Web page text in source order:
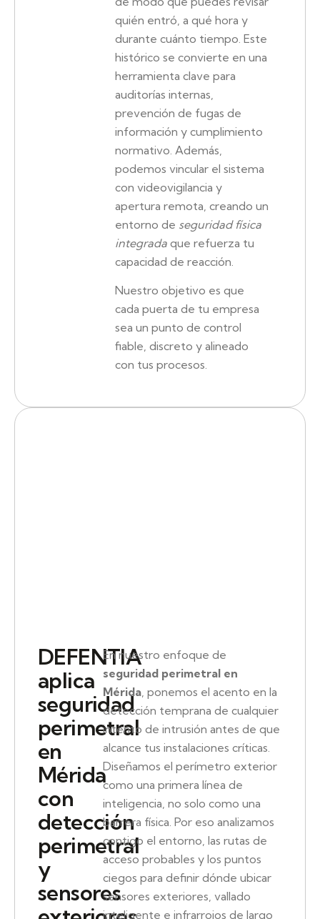
quién entró, a qué hora y
durante cuánto tiempo. Este
histórico se convierte en una
herramienta clave para
auditorías internas,
prevención de fugas de
información y cumplimiento
normativo. Además,
podemos vincular el sistema
con videovigilancia y
apertura remota, creando un
entorno de seguridad física
integrada que refuerza tu
capacidad de reacción.
Nuestro objetivo es que
cada puerta de tu empresa
sea un punto de control
fiable, discreto y alineado
con tus procesos.
DEFENTIA
aplica
seguridad
perimetral
en
Mérida
con
detección
perimetral
y
sensores
En nuestro enfoque de
seguridad perimetral en
Mérida, ponemos el acento en la
detección temprana de cualquier
intento de intrusión antes de que
alcance tus instalaciones críticas.
Diseñamos el perímetro exterior
como una primera línea de
inteligencia, no solo como una
barrera física. Por eso analizamos
contigo el entorno, las rutas de
acceso probables y los puntos
ciegos para definir dónde ubicar
sensores exteriores, vallado
inteligente e infrarrojos de largo